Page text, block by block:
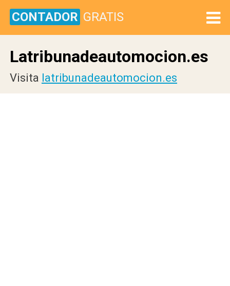
CONTADOR GRATIS
Latribunadeautomocion.es
Visita latribunadeautomocion.es